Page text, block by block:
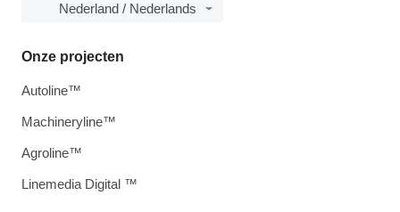
Nederland / Nederlands
Onze projecten
Autoline™
Machineryline™
Agroline™
Linemedia Digital ™